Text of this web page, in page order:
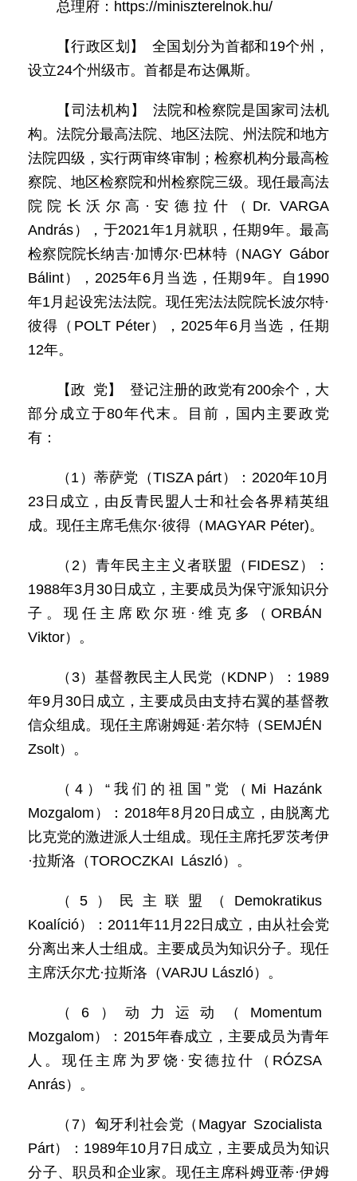
总理府：https://miniszterelnok.hu/
【行政区划】 全国划分为首都和19个州，
设立24个州级市。首都是布达佩斯。
【司法机构】 法院和检察院是国家司法机
构。法院分最高法院、地区法院、州法院和地方
法院四级，实行两审终审制；检察机构分最高检
察院、地区检察院和州检察院三级。现任最高法
院院长沃尔高·安德拉什（Dr. VARGA
András），于2021年1月就职，任期9年。最高
检察院院长纳吉·加博尔·巴林特（NAGY Gábor
Bálint），2025年6月当选，任期9年。自1990
年1月起设宪法法院。现任宪法法院院长波尔特·
彼得（POLT Péter），2025年6月当选，任期
12年。
【政 党】 登记注册的政党有200余个，大
部分成立于80年代末。目前，国内主要政党
有：
（1）蒂萨党（TISZA párt）：2020年10月
23日成立，由反青民盟人士和社会各界精英组
成。现任主席毛焦尔·彼得（MAGYAR Péter)。
（2）青年民主主义者联盟（FIDESZ）：
1988年3月30日成立，主要成员为保守派知识分
子。现任主席欧尔班·维克多（ORBÁN
Viktor）。
（3）基督教民主人民党（KDNP）：1989
年9月30日成立，主要成员由支持右翼的基督教
信众组成。现任主席谢姆延·若尔特（SEMJÉN
Zsolt）。
（4）“我们的祖国”党（Mi Hazánk
Mozgalom）：2018年8月20日成立，由脱离尤
比克党的激进派人士组成。现任主席托罗茨考伊
·拉斯洛（TOROCZKAI László）。
（5）民主联盟（Demokratikus
Koalíció）：2011年11月22日成立，由从社会党
分离出来人士组成。主要成员为知识分子。现任
主席沃尔尤·拉斯洛（VARJU László）。
（6）动力运动（Momentum
Mozgalom）：2015年春成立，主要成员为青年
人。现任主席为罗饶·安德拉什（RÓZSA
Anrás）。
（7）匈牙利社会党（Magyar Szocialista
Párt）：1989年10月7日成立，主要成员为知识
分子、职员和企业家。现任主席科姆亚蒂·伊姆